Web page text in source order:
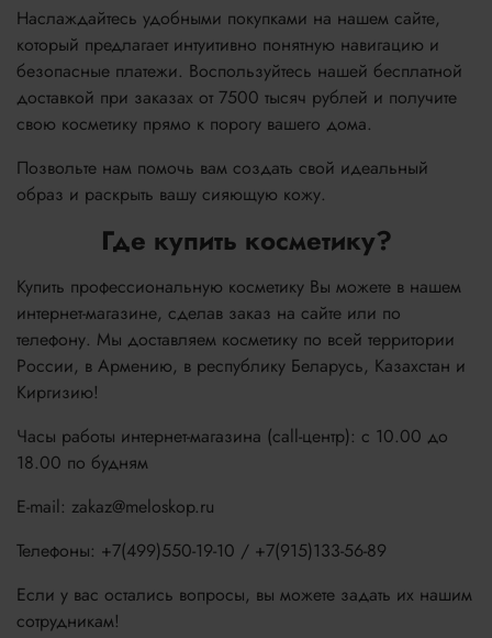
Наслаждайтесь удобными покупками на нашем сайте,
который предлагает интуитивно понятную навигацию и
безопасные платежи. Воспользуйтесь нашей бесплатной
доставкой при заказах от 7500 тысяч рублей и получите
свою косметику прямо к порогу вашего дома.
Позвольте нам помочь вам создать свой идеальный
образ и раскрыть вашу сияющую кожу.
Где купить косметику?
Купить профессиональную косметику Вы можете в нашем
интернет-магазине, сделав заказ на сайте или по
телефону. Мы доставляем косметику по всей территории
России, в Армению, в республику Беларусь, Казахстан и
Киргизию!
Часы работы интернет-магазина (call-центр): с 10.00 до
18.00 по будням
E-mail: zakaz@meloskop.ru
Телефоны: +7(499)550-19-10 / +7(915)133-56-89
Если у вас остались вопросы, вы можете задать их нашим
сотрудникам!